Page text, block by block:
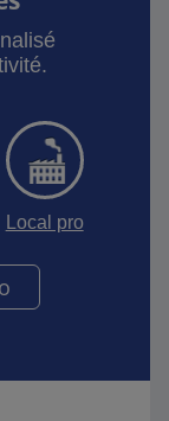
Local pro